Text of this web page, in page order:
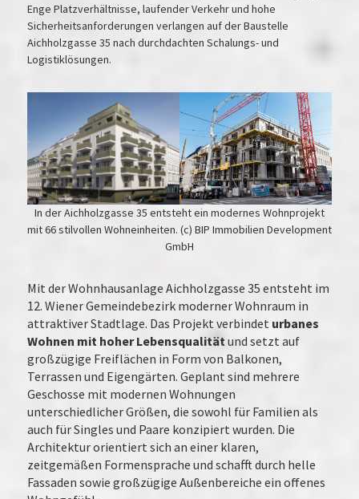
Enge Platzverhältnisse, laufender Verkehr und hohe
Sicherheitsanforderungen verlangen auf der Baustelle
Aichholzgasse 35 nach durchdachten Schalungs- und
Logistiklösungen.
In der Aichholzgasse 35 entsteht ein modernes Wohnprojekt
mit 66 stilvollen Wohneinheiten. (c) BIP Immobilien Development
GmbH
Mit der Wohnhausanlage Aichholzgasse 35 entsteht im
12. Wiener Gemeindebezirk moderner Wohnraum in
attraktiver Stadtlage. Das Projekt verbindet urbanes
Wohnen mit hoher Lebensqualität und setzt auf
großzügige Freiflächen in Form von Balkonen,
Terrassen und Eigengärten. Geplant sind mehrere
Geschosse mit modernen Wohnungen
unterschiedlicher Größen, die sowohl für Familien als
auch für Singles und Paare konzipiert wurden. Die
Architektur orientiert sich an einer klaren,
zeitgemäßen Formensprache und schafft durch helle
Fassaden sowie großzügige Außenbereiche ein offenes